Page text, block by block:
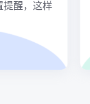
提醒，这样